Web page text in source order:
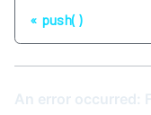
push( )